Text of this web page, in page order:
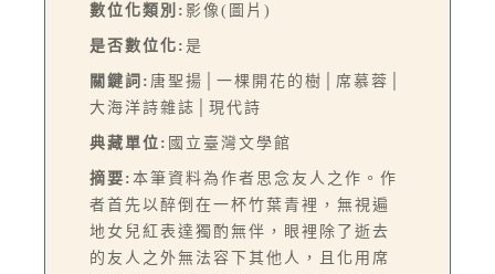
數位化類別: 影像(圖片)
是否數位化: 是
關鍵詞: 唐聖揚│一棵開花的樹│席慕蓉│
大海洋詩雜誌│現代詩
典藏單位: 國立臺灣文學館
摘要: 本筆資料為作者思念友人之作。作
者首先以醉倒在一杯竹葉青裡，無視遍
地女兒紅表達獨酌無伴，眼裡除了逝去
的友人之外無法容下其他人，且化用席